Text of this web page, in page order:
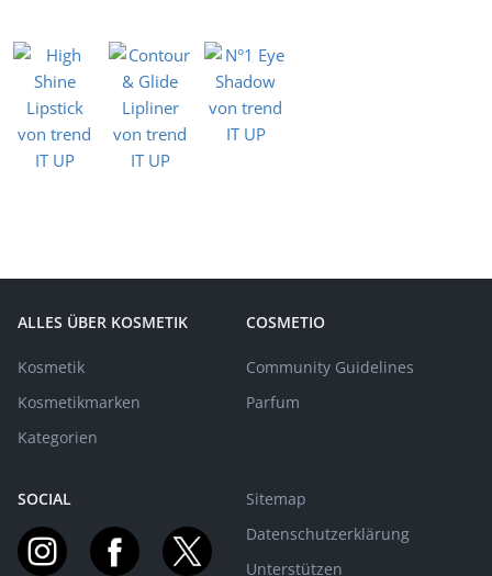
ALLES ÜBER KOSMETIK
Kosmetik
Kosmetikmarken
Kategorien
COSMETIO
Community Guidelines
Parfum
SOCIAL
Sitemap
Datenschutzerklärung
Unterstützen